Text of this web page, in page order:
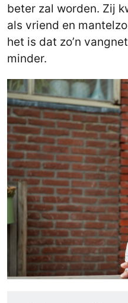
beter zal worden. Zij
als vriend en
het is dat zo’n
minder.